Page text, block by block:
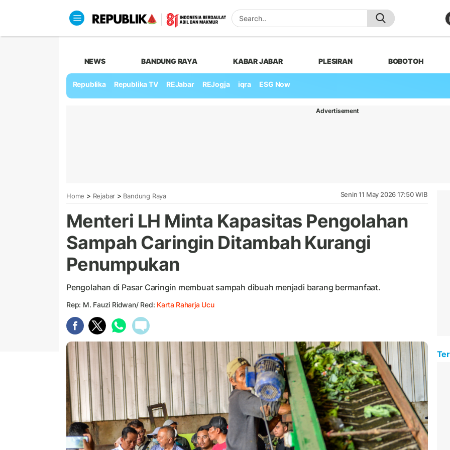
NEWS BANDUNG RAYA KABAR JABAR PLESIRAN BOBOTOH
Republika Republika TV REJabar REJogja iqra ESG Now
Advertisement
Home > Rejabar > Bandung Raya Senin 11 May 2026 17:50 WIB
Menteri LH Minta Kapasitas Pengolahan
Sampah Caringin Ditambah Kurangi
Penumpukan
Pengolahan di Pasar Caringin membuat sampah dibuah menjadi barang bermanfaat.
Rep: M. Fauzi Ridwan/ Red: Karta Raharja Ucu